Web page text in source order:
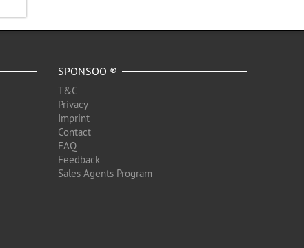
SPONSOO ®
T&C
Privacy
Imprint
Contact
FAQ
Feedback
Sales Agents Program